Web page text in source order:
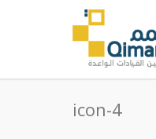
icon-4